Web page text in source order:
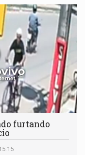
furtando